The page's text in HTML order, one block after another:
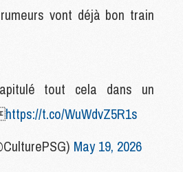
vont déjà bon train
tout cela dans un
https://t.co/WuWdvZ5R1s
May 19, 2026